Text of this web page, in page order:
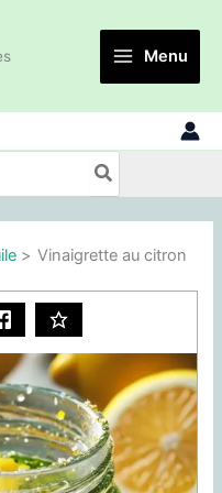
Menu
Vinaigrette au citron